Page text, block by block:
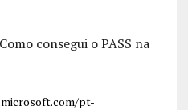
Como consegui o PASS na
pt-